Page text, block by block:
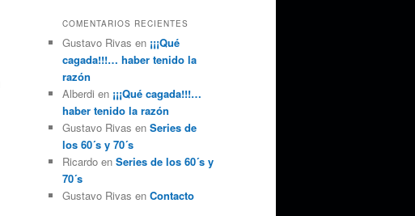
COMENTARIOS RECIENTES
Gustavo Rivas en ¡¡¡Qué
cagada!!!… haber tenido la
razón
Alberdi en ¡¡¡Qué cagada!!!…
haber tenido la razón
Gustavo Rivas en Series de
los 60´s y 70´s
Ricardo en Series de los 60´s y
70´s
Gustavo Rivas en Contacto